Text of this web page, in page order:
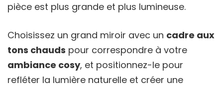
pièce est plus grande et plus lumineuse.
Choisissez un grand miroir avec un cadre aux
tons chauds pour correspondre à votre
ambiance cosy, et positionnez-le pour
refléter la lumière naturelle et créer une